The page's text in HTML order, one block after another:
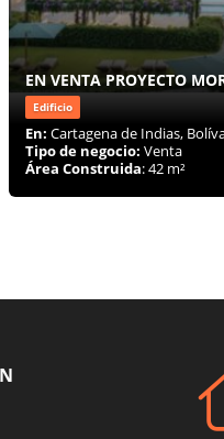
EN VENTA PROYECTO
Edificio
En: Cartagena de Indias,
Tipo de negocio: Venta
Área Construida: 42 m²